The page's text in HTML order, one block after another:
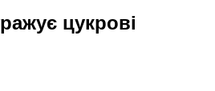
цукрові